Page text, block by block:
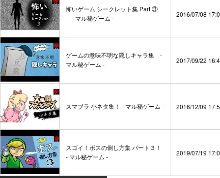
怖いゲーム シークレット集 Part ③
- マル秘ゲーム -
2016/07/08
ゲームの意味不明な隠しキャラ集 -
マル秘ゲーム -
2017/09/22
スマブラ 小ネタ集！ - マル秘ゲーム - 2016/12/09
スゴイ！ボスの倒し方集 パート３！
- マル秘ゲーム -
2019/07/19